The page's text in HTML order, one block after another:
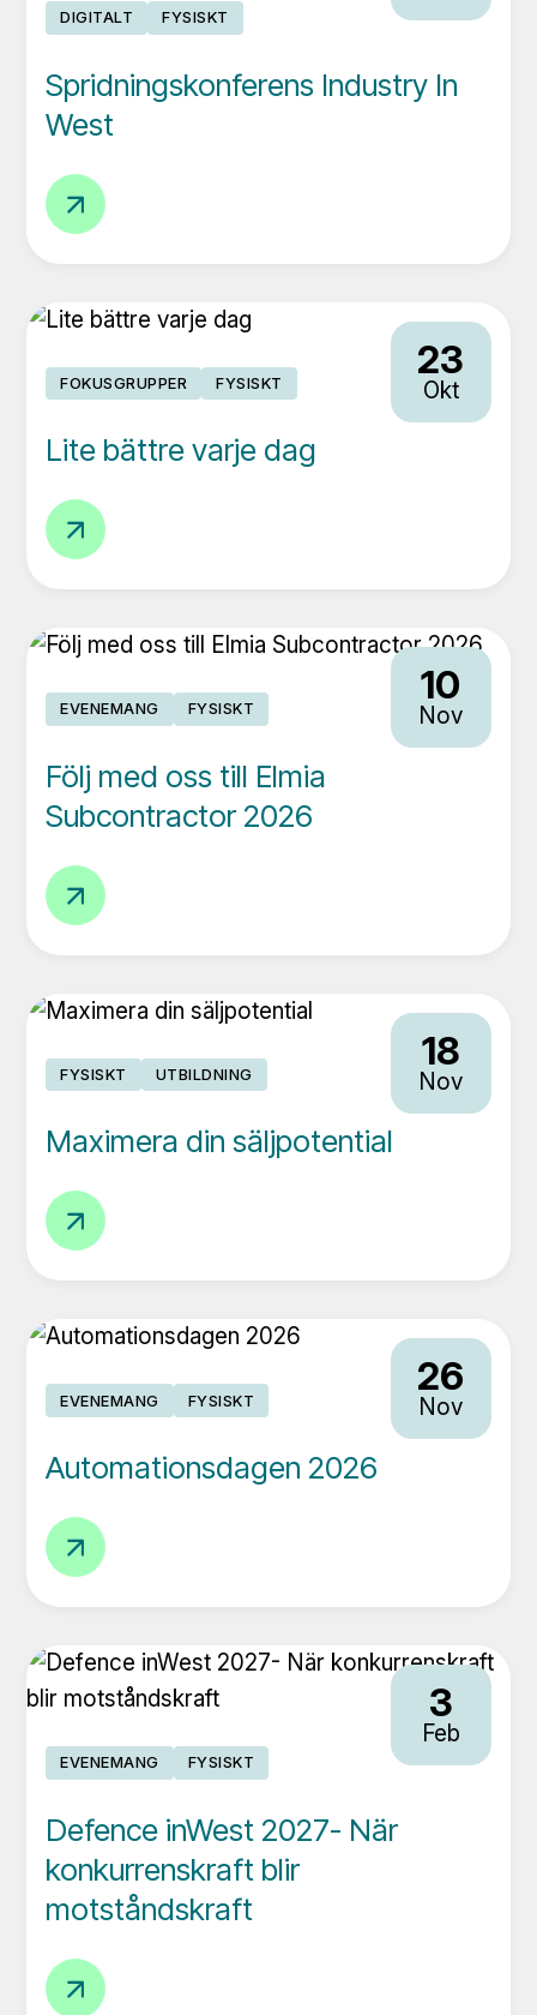
DIGITALT FYSISKT
Spridningskonferens Industry In
West
Spridningskonferens
Industry
In
23
Okt
FOKUSGRUPPER FYSISKT
Lite bättre varje dag
Lite
bättre
varje
10
Nov
EVENEMANG FYSISKT
Följ med oss till Elmia
Subcontractor 2026
Följ
med
oss
Elmia
Subcontractor
2026
18
Nov
FYSISKT UTBILDNING
Maximera din säljpotential
Maximera
din
säljpotential
26
Nov
EVENEMANG FYSISKT
Automationsdagen 2026
Automationsdagen
2026
3
Feb
EVENEMANG FYSISKT
Defence inWest 2027- När
konkurrenskraft blir
motståndskraft
Defence